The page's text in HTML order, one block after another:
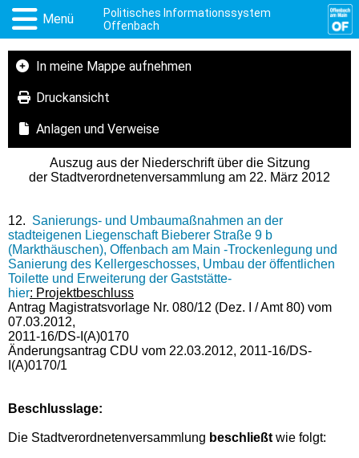
Menü
Politisches Informationssystem
Offenbach
In meine Mappe aufnehmen
Druckansicht
Anlagen und Verweise
Auszug aus der Niederschrift über die Sitzung
der Stadtverordnetenversammlung am 22. März 2012
12. Sanierungs- und Umbaumaßnahmen an der
stadteigenen Liegenschaft Bieberer Straße 9 b
(Markthäuschen), Offenbach am Main -Trockenlegung und
Sanierung des Kellergeschosses, Umbau der öffentlichen
Toilette und Erweiterung der Gaststätte-
hier: Projektbeschluss
Antrag Magistratsvorlage Nr. 080/12 (Dez. I / Amt 80) vom
07.03.2012,
2011-16/DS-I(A)0170
Änderungsantrag CDU vom 22.03.2012, 2011-16/DS-
I(A)0170/1
Beschlusslage:
Die Stadtverordnetenversammlung beschließt wie folgt: